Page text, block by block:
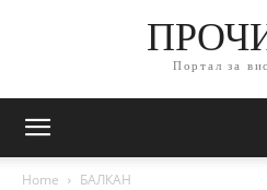
Портал за
Home БАЛКАН